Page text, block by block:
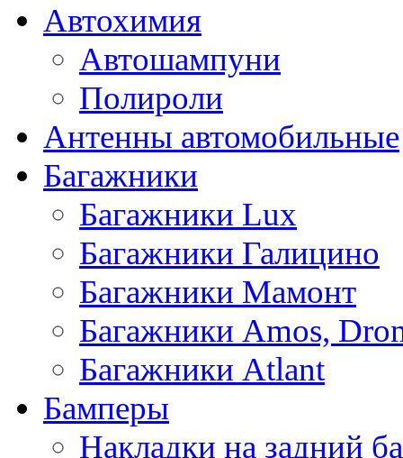
Автохимия
Автошампуни
Полироли
Антенны автомобильные
Багажники
Багажники Lux
Багажники Галицино
Багажники Мамонт
Багажники Amos,
Багажники Atlant
Бамперы
Накладки на задний